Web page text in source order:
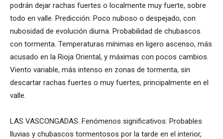
podrán dejar rachas fuertes o localmente muy fuerte, sobre
todo en valle. Predicción: Poco nuboso o despejado, con
nubosidad de evolución diurna. Probabilidad de chubascos
con tormenta. Temperaturas mínimas en ligero ascenso, más
acusado en la Rioja Oriental, y máximas con pocos cambios.
Viento variable, más intenso en zonas de tormenta, sin
descartar rachas fuertes o muy fuertes, principalmente en el
valle.
LAS VASCONGADAS. Fenómenos significativos: Probables
lluvias y chubascos tormentosos por la tarde en el interior,